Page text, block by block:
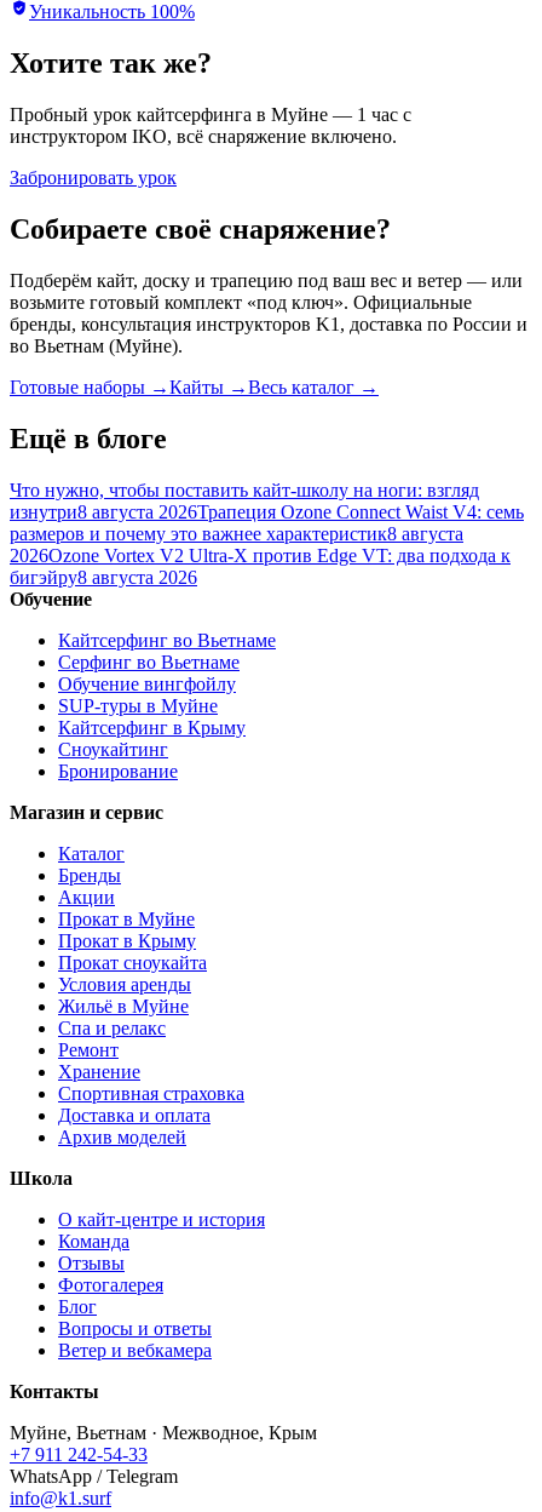
Уникальность 100%
Хотите так же?
Пробный урок кайтсерфинга в Муйне — 1 час с
инструктором IKO, всё снаряжение включено.
Забронировать урок
Собираете своё снаряжение?
Подберём кайт, доску и трапецию под ваш вес и ветер — или
возьмите готовый комплект «под ключ». Официальные
бренды, консультация инструкторов K1, доставка по России и
во Вьетнам (Муйне).
Готовые наборы →Кайты →Весь каталог →
Ещё в блоге
Что нужно, чтобы поставить кайт-школу на ноги: взгляд
изнутри8 августа 2026Трапеция Ozone Connect Waist V4: семь
размеров и почему это важнее характеристик8 августа
2026Ozone Vortex V2 Ultra-X против Edge VT: два подхода к
бигэйру8 августа 2026
Обучение
Кайтсерфинг во Вьетнаме
Серфинг во Вьетнаме
Обучение вингфойлу
SUP-туры в Муйне
Кайтсерфинг в Крыму
Сноукайтинг
Бронирование
Магазин и сервис
Каталог
Бренды
Акции
Прокат в Муйне
Прокат в Крыму
Прокат сноукайта
Условия аренды
Жильё в Муйне
Спа и релакс
Ремонт
Хранение
Спортивная страховка
Доставка и оплата
Архив моделей
Школа
О кайт-центре и история
Команда
Отзывы
Фотогалерея
Блог
Вопросы и ответы
Ветер и вебкамера
Контакты
Муйне, Вьетнам · Межводное, Крым
+7 911 242-54-33
WhatsApp / Telegram
info@k1.surf